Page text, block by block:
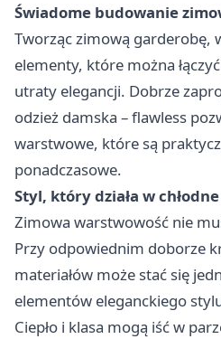
Świadome budowanie
Tworząc zimową garderobę,
elementy, które można
utraty elegancji. Dobrze
odzież damska – flawless
warstwowe, które są
ponadczasowe.
Styl, który działa w
Zimowa warstwowość nie
Przy odpowiednim doborze
materiałów może stać się
elementów eleganckiego
Ciepło i klasa mogą iść w